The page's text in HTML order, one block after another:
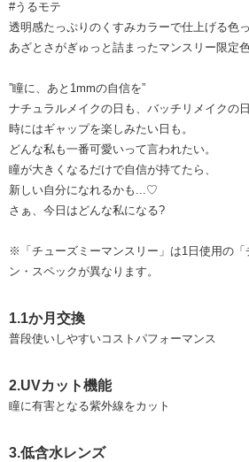
#うるモテ
透明感たっぷりのくすみカラーで仕上げる色
あざとさがぎゅっと詰まったマンスリー限定
”瞳に、あと1mmの自信を”
ナチュラルメイクの日も、バッチリメイクの
時にはギャップを楽しみたい日も。
どんな私も一番可愛いって言われたい。
瞳が大きくなるだけで自信が持てたら、
新しい自分になれるかも...♡
さぁ、今日はどんな私になる?
※「チューズミーマンスリー」は1日使用の「
ン・スペックが異なります。
1.1か月交換
普段使いしやすいコストパフォーマンス
2.UVカット機能
瞳に有害となる紫外線をカット
3.低含水レンズ